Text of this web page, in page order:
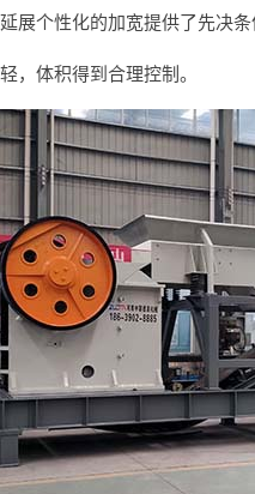
展个性化的加宽提供了先决条
，体积得到合理控制。